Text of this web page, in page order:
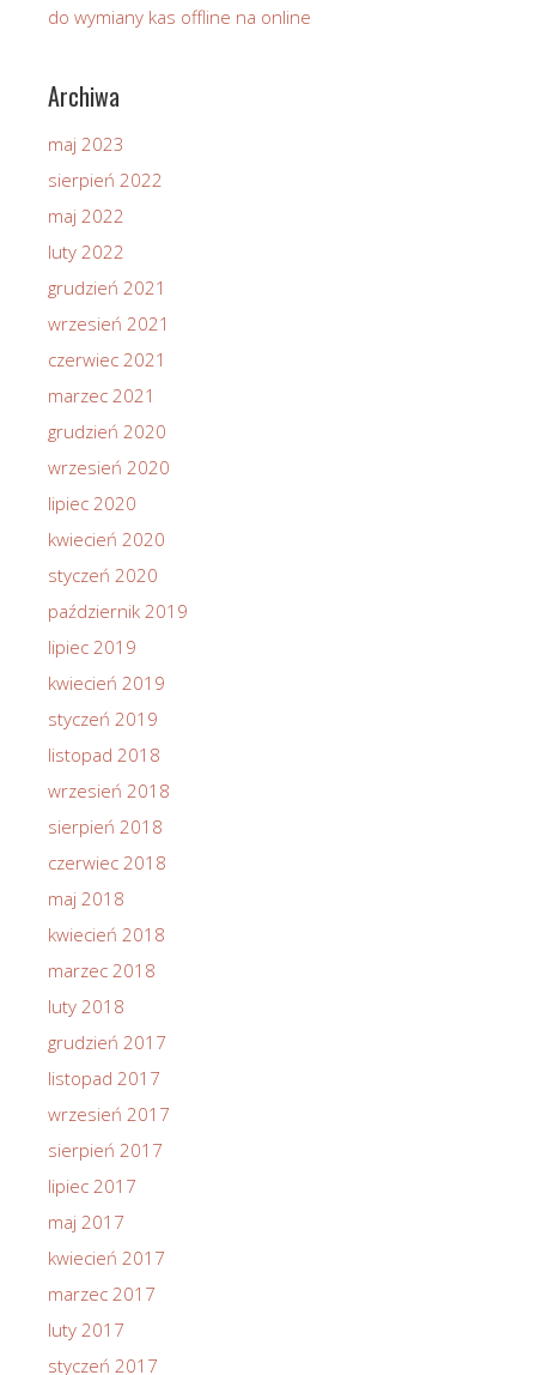
do wymiany kas offline na online
Archiwa
maj 2023
sierpień 2022
maj 2022
luty 2022
grudzień 2021
wrzesień 2021
czerwiec 2021
marzec 2021
grudzień 2020
wrzesień 2020
lipiec 2020
kwiecień 2020
styczeń 2020
październik 2019
lipiec 2019
kwiecień 2019
styczeń 2019
listopad 2018
wrzesień 2018
sierpień 2018
czerwiec 2018
maj 2018
kwiecień 2018
marzec 2018
luty 2018
grudzień 2017
listopad 2017
wrzesień 2017
sierpień 2017
lipiec 2017
maj 2017
kwiecień 2017
marzec 2017
luty 2017
styczeń 2017